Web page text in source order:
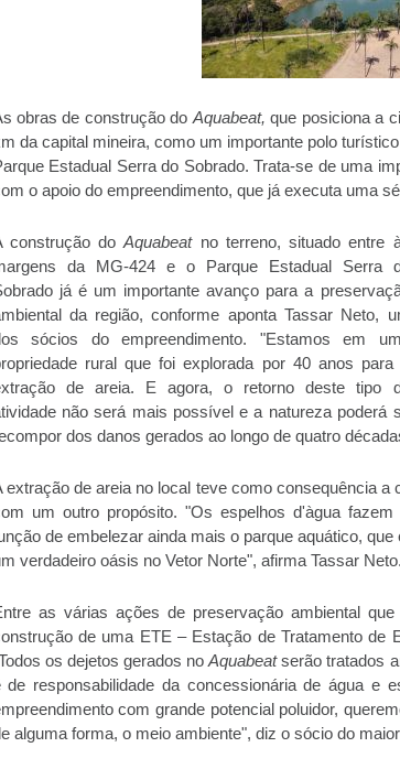
obras de construção do Aquabeat,que posiciona a
da capital mineira, como um importante polo
Estadual Serra do Sobrado. Trata-se de uma
o apoio do empreendimento, que já executa uma
construção doAquabeatno terreno, situado entre
da MG-424 e o Parque Estadual Serra
já é um importante avanço para a
da região, conforme aponta Tassar Neto,
sócios do empreendimento. "Estamos em
rural que foi explorada por 40 anos para
de areia. E agora, o retorno deste tipo
não será mais possível e a natureza poderá
dos danos gerados ao longo de quatro
extração de areia no local teve como consequência
um outro propósito. "Os espelhos d'àgua
de embelezar ainda mais o parque aquático,
verdadeiro oásis no Vetor Norte", afirma Tassar
as várias ações de preservação ambiental
de uma ETE – Estação de Tratamento de
os dejetos gerados noAquabeatserão tratados
de responsabilidade da concessionária de água e
com grande potencial poluidor,
alguma forma, o meio ambiente", diz o sócio do